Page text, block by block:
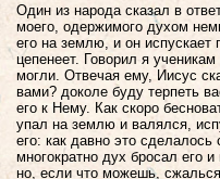
Один из народа сказал в
моего, одержимого духом
его на землю, и он
цепенеет. Говорил я
могли. Отвечая ему, Иисус
вами? доколе буду терпеть
его к Нему. Как скоро
упал на землю и валялся,
его: как давно это
многократно дух бросал его
но, если что можешь,